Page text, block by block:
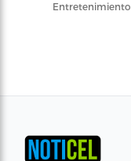
Entretenimiento